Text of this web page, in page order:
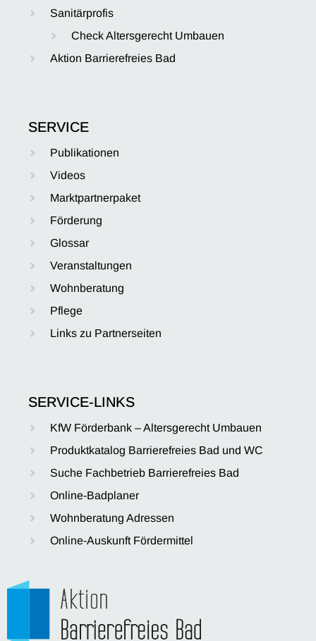
Sanitärprofis
Check Altersgerecht Umbauen
Aktion Barrierefreies Bad
SERVICE
Publikationen
Videos
Marktpartnerpaket
Förderung
Glossar
Veranstaltungen
Wohnberatung
Pflege
Links zu Partnerseiten
SERVICE-LINKS
KfW Förderbank – Altersgerecht Umbauen
Produktkatalog Barrierefreies Bad und WC
Suche Fachbetrieb Barrierefreies Bad
Online-Badplaner
Wohnberatung Adressen
Online-Auskunft Fördermittel